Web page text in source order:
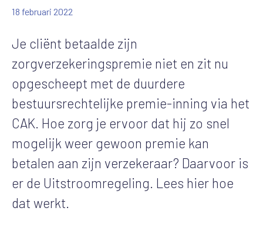
18 februari 2022
Je cliënt betaalde zijn
zorgverzekeringspremie niet en zit nu
opgescheept met de duurdere
bestuursrechtelijke premie-inning via het
CAK. Hoe zorg je ervoor dat hij zo snel
mogelijk weer gewoon premie kan
betalen aan zijn verzekeraar? Daarvoor is
er de Uitstroomregeling. Lees hier hoe
dat werkt.